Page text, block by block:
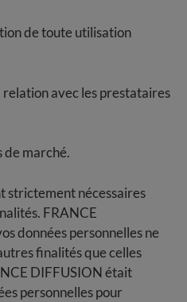
de toute utilisation
relation avec les prestataires
de marché.
strictement nécessaires
FRANCE
données personnelles ne
finalités que celles
DIFFUSION était
personnelles pour